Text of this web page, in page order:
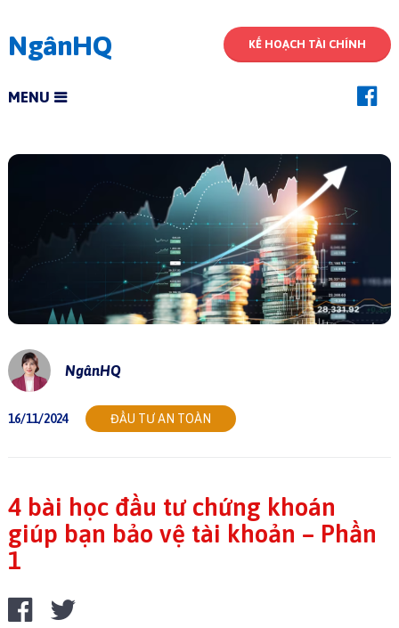
NgânHQ KẾ HOẠCH TÀI CHÍNH
MENU
NgânHQ
16/11/2024 ĐẦU TƯ AN TOÀN
4 bài học đầu tư chứng khoán
giúp bạn bảo vệ tài khoản – Phần
1